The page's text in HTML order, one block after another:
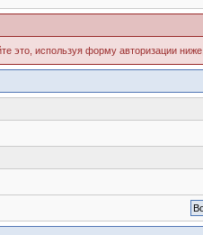
это, используя форму авторизации